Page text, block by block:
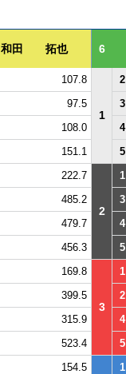
和田 拓也 6
107.8
1
2
97.5 3
108.0 4
151.1 5
222.7
2
1
485.2 3
479.7 4
456.3 5
169.8
3
1
399.5 2
315.9 4
523.4 5
154.5 1